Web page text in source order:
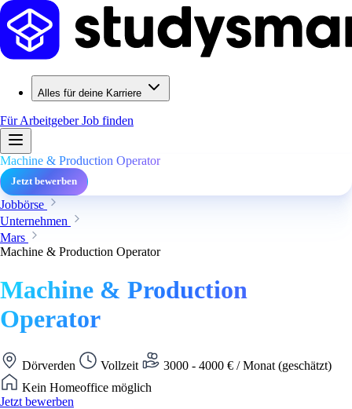
Alles für deine Karriere
Für ArbeitgeberJob finden
Machine & Production Operator
Jetzt bewerben
Jobbörse
Unternehmen
Mars
Machine & Production Operator
Machine & Production
Operator
Dörverden Vollzeit
3000 - 4000 € / Monat (geschätzt)
Kein Homeoffice möglich
Jetzt bewerben